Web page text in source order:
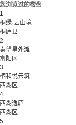
您浏览过的楼盘
1
桐绿·云山境
桐庐县
2
秦望星外滩
富阳区
3
栖和悦云筑
西湖区
4
西湖逸庐
西湖区
5